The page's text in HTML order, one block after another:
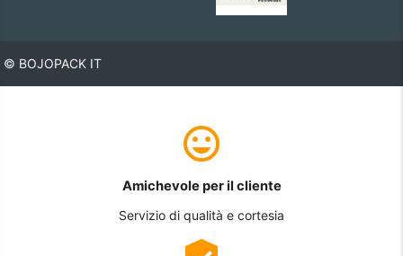
© BOJOPACK IT
Amichevole per il cliente
Servizio di qualità e cortesia